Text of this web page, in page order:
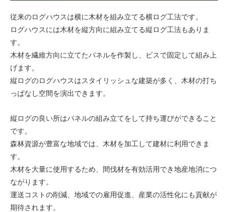
従来のログハウスは横に木材を組み立てる横ログ工法です。
ログハウスには木材を縦方向に組み立てる縦ログ工法もありま
す。
木材を繊維方向に立てたパネルを作製し、ビスで固定して組み上
げます。
縦ログのログハウスはスタイリッシュな建築が多く、木材の打ち
っぱなし空間を演出できます。
縦ログの良い所はパネルの組み立てをして持ち運びができること
です。
森林資源が豊富な地域では、木材を加工して建材に利用できま
す。
木材を大量に使用するため、間伐材を有効活用でき地産地消につ
ながります。
運送コストの削減、地域での雇用促進、産業の活性化にも貢献が
期待されます。